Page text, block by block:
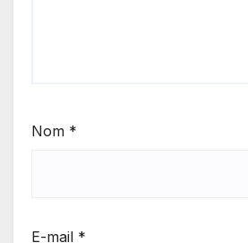
Nom *
E-mail *